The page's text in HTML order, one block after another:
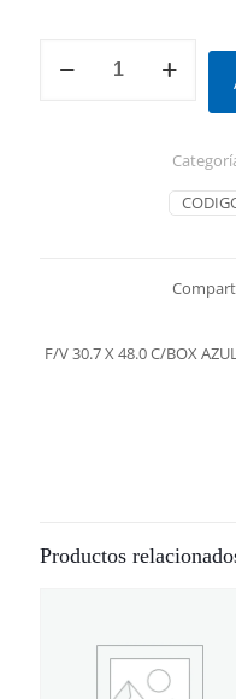
30.7
F/V 30.7 X 48.0 C/BOX
Productos